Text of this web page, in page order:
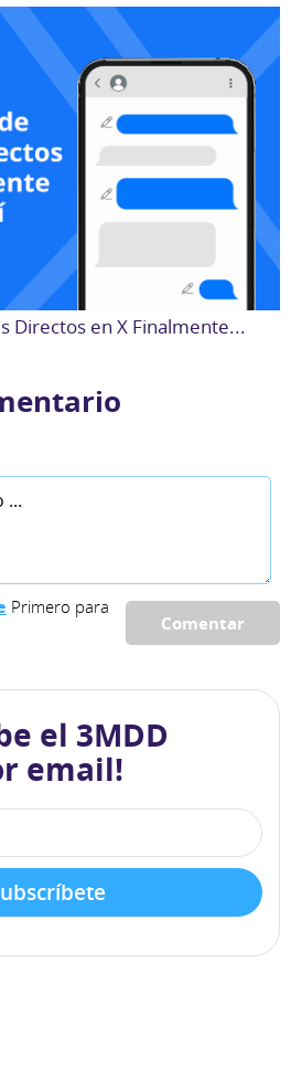
Directos en X Finalmente...
Comentar
Primero para
el 3MDD
email!